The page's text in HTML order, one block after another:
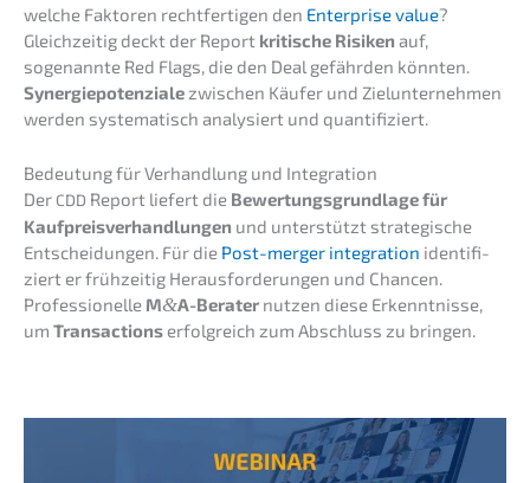
welche Fakto­ren recht­fer­ti­gen den Enter­pri­se value?
Gleich­zei­tig deckt der Report kriti­sche Risiken auf,
sogenann­te Red Flags, die den Deal gefähr­den könnten.
Syner­gie­po­ten­zia­le zwischen Käufer und Zielun­ter­neh­men
werden syste­ma­tisch analy­siert und quantifiziert.
Bedeu­tung für Verhand­lung und Integration
Der CDD Report liefert die Bewer­tungs­grund­la­ge für
Kaufpreis­ver­hand­lun­gen und unter­stützt strate­gi­sche
Entschei­dun­gen. Für die Post-merger integra­ti­on identi­fi­
ziert er frühzei­tig Heraus­for­de­run­gen und Chancen.
Profes­sio­nel­le M&A-Berater nutzen diese Erkennt­nis­se,
um Transac­tions erfolg­reich zum Abschluss zu bringen.